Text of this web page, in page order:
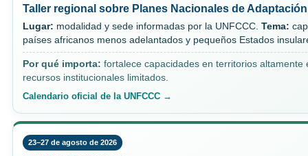
Taller regional sobre Planes Nacionales de Adaptación
Lugar: modalidad y sede informadas por la UNFCCC. Tema:
países africanos menos adelantados y pequeños Estados
Por qué importa: fortalece capacidades en territorios altamente
recursos institucionales limitados.
Calendario oficial de la UNFCCC →
23–27 de agosto de 2026